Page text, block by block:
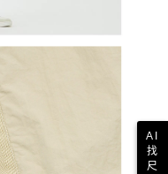
AI
找
尺